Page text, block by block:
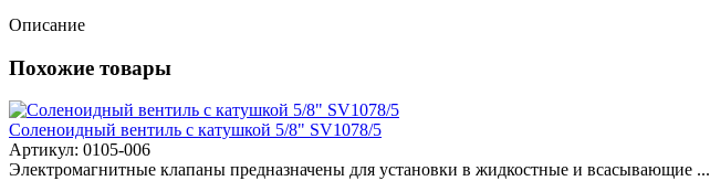
Описание
Похожие товары
Соленоидный вентиль с катушкой 5/8" SV1078/5
Артикул: 0105-006
Электромагнитные клапаны предназначены для установки в жидкостные и всасывающие ...